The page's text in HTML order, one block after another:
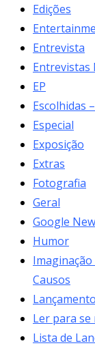
Edições
Entrevista
Entrevistas
EP
Escolhidas
Especial
Exposição
Extras
Fotografia
Geral
Google
Humor
Causos
Lançamento
Ler para
Lista de